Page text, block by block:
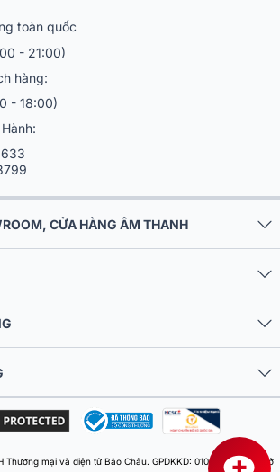
toàn quốc
- 21:00)
hàng:
- 18:00)
CỬA HÀNG ÂM THANH
mại và điện tử Bảo Châu. GPDKKD: 0106303879 do Sở